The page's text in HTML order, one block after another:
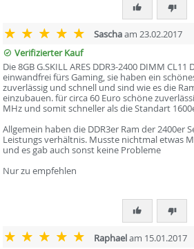
Saschaam 23.02.2017
Verifizierter Kauf
Die 8GB G.SKILL ARES DDR3-2400 DIMM CL11
einwandfrei fürs Gaming, sie haben ein
zuverlässig und schnell und sind wie es die
einzubauen. für circa 60 Euro schöne
MHz und somit schneller als die Standart
Allgemein haben die DDR3er Ram der 2400er
Leistungs verhältnis. Musste nichtmal etwas
und es gab auch sonst keine Probleme
Nur zu empfehlen
Raphaelam 15.01.2017